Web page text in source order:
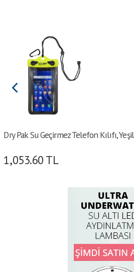
Dry Pak Su Geçirmez Telefon Kılıfı, Yeşil
1,053.60 TL